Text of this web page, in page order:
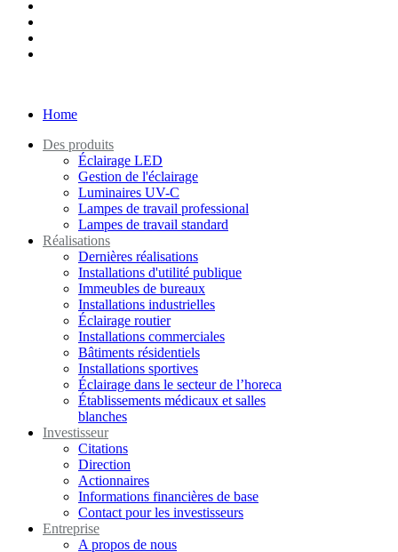
Home
Des produits
Éclairage LED
Gestion de l'éclairage
Luminaires UV-C
Lampes de travail professional
Lampes de travail standard
Réalisations
Dernières réalisations
Installations d'utilité publique
Immeubles de bureaux
Installations industrielles
Éclairage routier
Installations commerciales
Bâtiments résidentiels
Installations sportives
Éclairage dans le secteur de l’horeca
Établissements médicaux et salles
blanches
Investisseur
Citations
Direction
Actionnaires
Informations financières de base
Contact pour les investisseurs
Entreprise
A propos de nous